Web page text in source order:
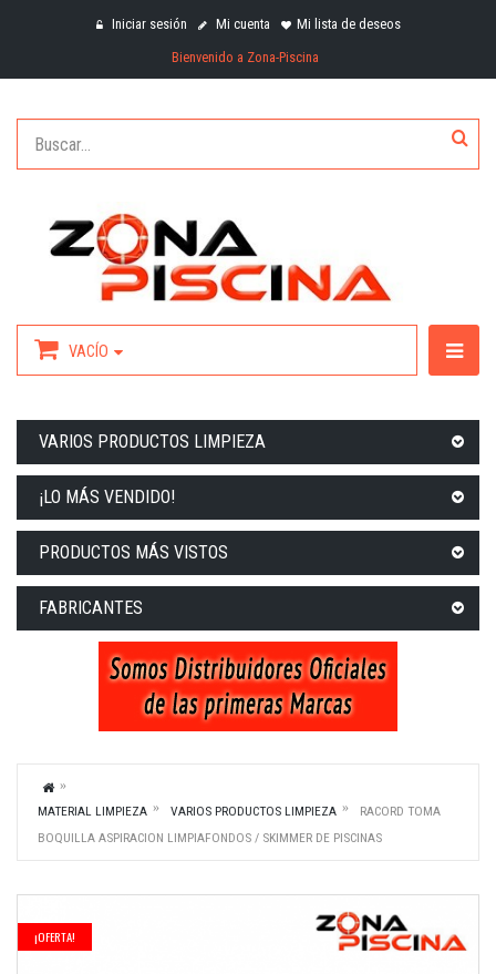
Iniciar sesión Mi cuenta
Mi lista de deseos
Bienvenido a Zona-Piscina
VACÍO
VARIOS PRODUCTOS LIMPIEZA
¡LO MÁS VENDIDO!
PRODUCTOS MÁS VISTOS
FABRICANTES
MATERIAL LIMPIEZA VARIOS PRODUCTOS LIMPIEZA
RACORD TOMA
BOQUILLA ASPIRACION LIMPIAFONDOS / SKIMMER DE PISCINAS
¡OFERTA!